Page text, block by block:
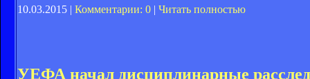
10.03.2015 | Комментарии: 0 | Читать полностью
УЕФА начал дисциплинарные